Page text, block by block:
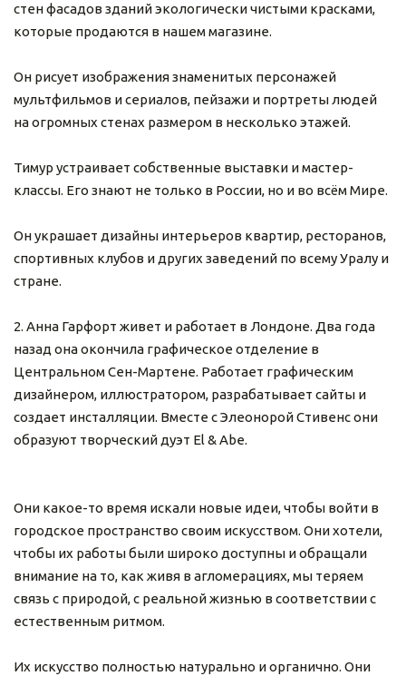
стен фасадов зданий экологически чистыми красками,
которые продаются в нашем магазине.
Он рисует изображения знаменитых персонажей
мультфильмов и сериалов, пейзажи и портреты людей
на огромных стенах размером в несколько этажей.
Тимур устраивает собственные выставки и мастер-
классы. Его знают не только в России, но и во всём Мире.
Он украшает дизайны интерьеров квартир, ресторанов,
спортивных клубов и других заведений по всему Уралу и
стране.
2. Анна Гарфорт живет и работает в Лондоне. Два года
назад она окончила графическое отделение в
Центральном Сен-Мартене. Работает графическим
дизайнером, иллюстратором, разрабатывает сайты и
создает инсталляции. Вместе с Элеонорой Стивенс они
образуют творческий дуэт El & Abe.
Они какое-то время искали новые идеи, чтобы войти в
городское пространство своим искусством. Они хотели,
чтобы их работы были широко доступны и обращали
внимание на то, как живя в агломерациях, мы теряем
связь с природой, с реальной жизнью в соответствии с
естественным ритмом.
Их искусство полностью натурально и органично. Они